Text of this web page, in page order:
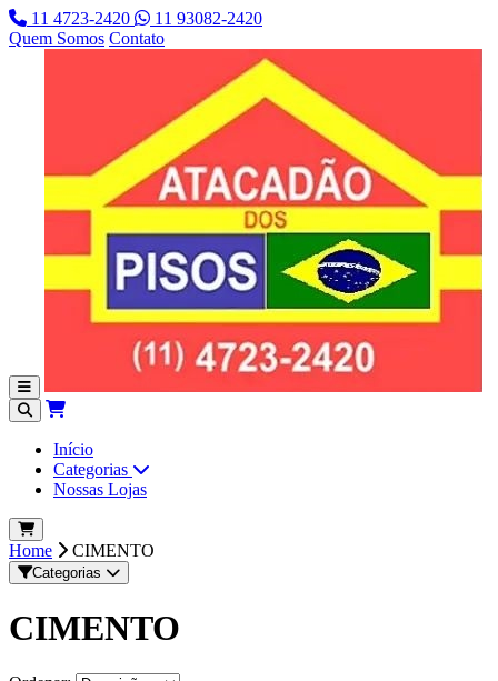
11 4723-2420
11 93082-2420
Quem Somos Contato
Início
Categorias
Nossas Lojas
Home CIMENTO
Categorias
CIMENTO